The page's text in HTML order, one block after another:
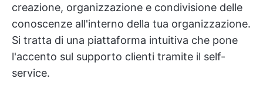
creazione, organizzazione e condivisione delle
conoscenze all'interno della tua organizzazione.
Si tratta di una piattaforma intuitiva che pone
l'accento sul supporto clienti tramite il self-
service.